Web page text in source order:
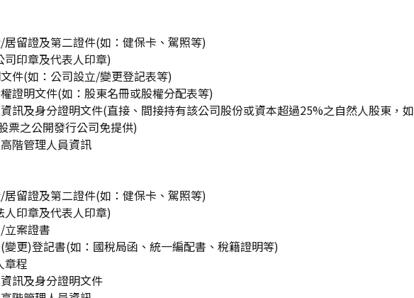
留證及第二證件(如：健保卡、駕照等)
印章及代表人印章)
件(如：公司設立/變更登記表等)
證明文件(如：股東名冊或股權分配表等)
訊及身分證明文件(直接、間接持有該公司股份或資本超過25%之自然人股東，如
票之公開發行公司免提供)
階管理人員資訊
留證及第二證件(如：健保卡、駕照等)
印章及代表人印章)
立案證書
更)登記書(如：國稅局函、統一編配書、稅籍證明等)
章程
訊及身分證明文件